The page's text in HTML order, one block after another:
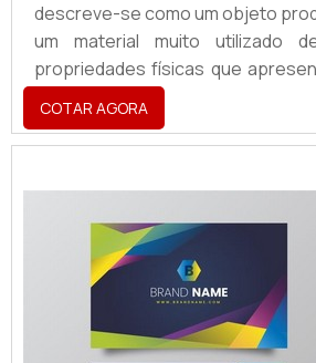
descreve-se como um objeto
um material muito utilizado
propriedades físicas que
a aplicabilidade em atestar a
visual de uma marca, sendo
criação
GARANTE UMA SÉRIE DE
produto é, hoje, um ponto de
importância para segmentos
COTAR AGORA